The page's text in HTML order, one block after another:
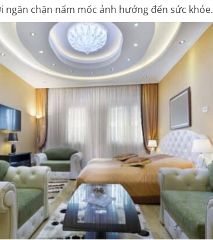
ngăn chặn nấm mốc ảnh hưởng đến sức khỏe.